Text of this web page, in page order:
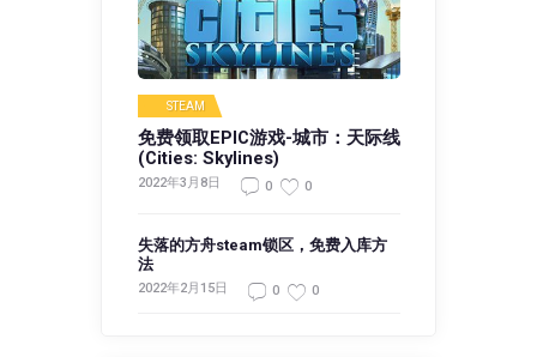
STEAM
免费领取EPIC游戏-城市：天际线
(Cities: Skylines)
2022年3月8日 0 0
失落的方舟steam锁区，免费入库方
法
2022年2月15日 0 0